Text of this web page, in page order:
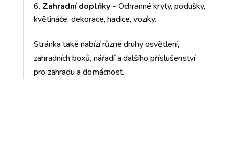
Zahradní doplňky- Ochranné kryty, podušky,
květináče, dekorace, hadice, vozíky.
Stránka také nabízí různé druhy osvětlení,
zahradních boxů, nářadí a dalšího příslušenství
pro zahradu a domácnost.